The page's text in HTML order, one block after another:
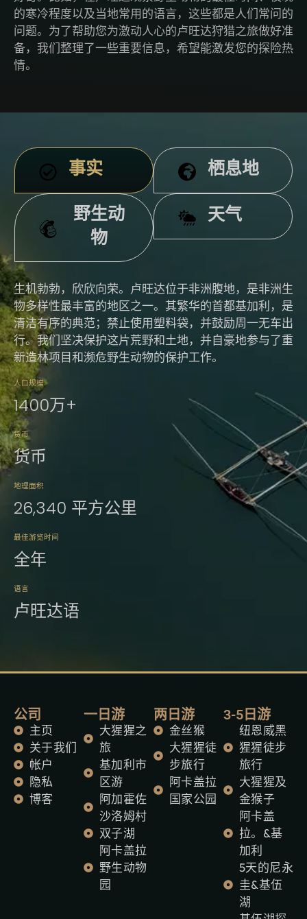
的寒冷程度以及当地常用的语言，这些都是人们常问的
问题。为了帮助您为激动人心的卢旺达狩猎之旅做好准
备，我们整理了一些重要信息，希望能激发您的探险热
情。
事实
栖息地
野生动
物
天气
生机勃勃，欣欣向荣。卢旺达位于非洲腹地，是非洲生
物多样性最丰富的地区之一。其繁华的首都基加利，是
清洁有序的典范；禁止使用塑料袋，并鼓励周一无车出
行。我们坚决保护这片荒野和土地，并自豪地参与了重
新造林项目和濒危野生动物的保护工作。
人口规模
1400万+
货币
货币
地理面积
26,340 平方公里
最佳游览时间
全年
语言
卢旺达语
公司
主页
关于我们
帐户
隐私
博客
一日游
大猩猩之
旅
基加利市
区游
阿加霍佐
沙洛姆村
双子湖
阿卡盖拉
野生动物
园
两日游
金丝猴
大猩猩徒
步旅行
阿卡盖拉
国家公园
3-5日游
纽恩威黑
猩猩徒步
旅行
大猩猩及
金猴子
阿卡盖
拉。&基
加利
5天的尼永
圭&基伍
湖